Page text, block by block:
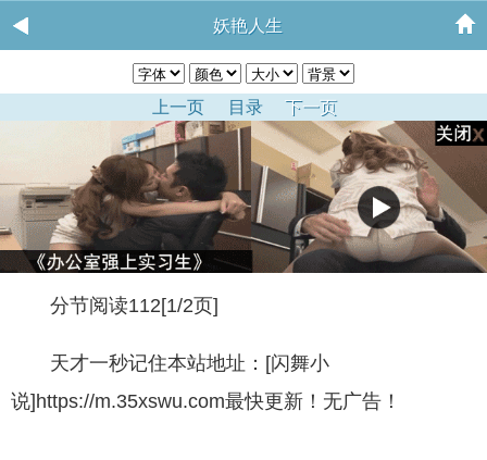
妖艳人生
上一页 目录 下一页
分节阅读112[1/2页]
天才一秒记住本站地址：[闪舞小
说]https://m.35xswu.com最快更新！无广告！